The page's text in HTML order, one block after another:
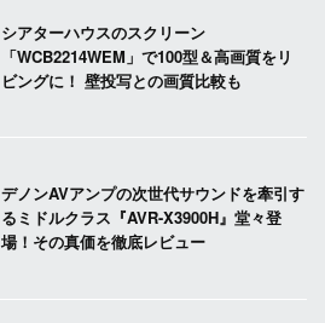
シアターハウスのスクリーン
「WCB2214WEM」で100型＆高画質をリ
ビングに！ 壁投写との画質比較も
デノンAVアンプの次世代サウンドを牽引す
るミドルクラス『AVR-X3900H』堂々登
場！その真価を徹底レビュー